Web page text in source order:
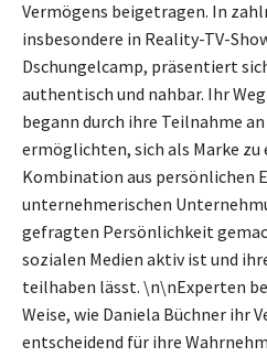
Vermögens beigetragen. In
insbesondere in Reality-TV-
Dschungelcamp, präsentiert
authentisch und nahbar. Ihr
begann durch ihre Teilnahme
ermöglichten, sich als Marke zu
Kombination aus persönlichen
unternehmerischen
gefragten Persönlichkeit
sozialen Medien aktiv ist und
teilhaben lässt. \n\nExperten
Weise, wie Daniela Büchner ihr
entscheidend für ihre